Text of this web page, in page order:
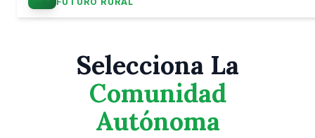
Selecciona La
Comunidad
Autónoma